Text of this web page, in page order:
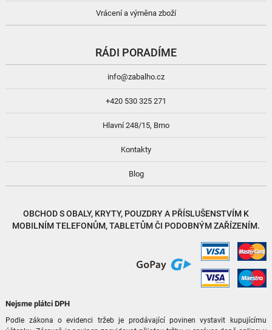
Vrácení a výměna zboží
RÁDI PORADÍME
info@zabalho.cz
+420 530 325 271
Hlavní 248/15, Brno
Kontakty
Blog
OBCHOD SOBALY, KRYTY, POUZDRYA PŘÍSLUŠENSTVÍM K
MOBILNÍM TELEFONŮM, TABLETŮM ČI PODOBNÝM ZAŘÍZENÍM.
Nejsme plátci DPH
Podle zákona o evidenci tržeb je prodávající povinen vystavit kupujícímu